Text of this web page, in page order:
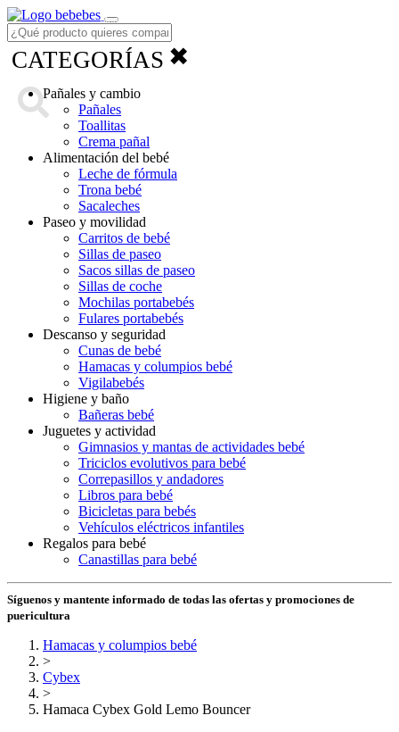
Menú
CATEGORÍAS ✖
Pañales y cambio
Pañales
Toallitas
Crema pañal
Alimentación del bebé
Leche de fórmula
Trona bebé
Sacaleches
Paseo y movilidad
Carritos de bebé
Sillas de paseo
Sacos sillas de paseo
Sillas de coche
Mochilas portabebés
Fulares portabebés
Descanso y seguridad
Cunas de bebé
Hamacas y columpios bebé
Vigilabebés
Higiene y baño
Bañeras bebé
Juguetes y actividad
Gimnasios y mantas de actividades bebé
Triciclos evolutivos para bebé
Correpasillos y andadores
Libros para bebé
Bicicletas para bebés
Vehículos eléctricos infantiles
Regalos para bebé
Canastillas para bebé
Síguenos y mantente informado de todas las ofertas y promociones de
puericultura
Hamacas y columpios bebé
>
Cybex
>
Hamaca Cybex Gold Lemo Bouncer